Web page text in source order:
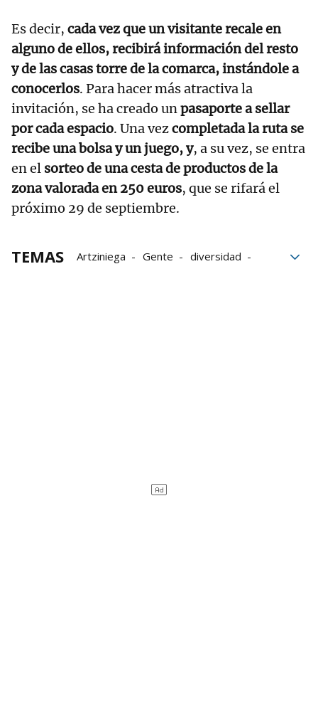
Es decir, cada vez que un visitante recale en
alguno de ellos, recibirá información del resto
y de las casas torre de la comarca, instándole a
conocerlos. Para hacer más atractiva la
invitación, se ha creado unpasaporte a sellar
por cada espacio. Una vezcompletada la ruta se
recibe una bolsa y un juego, y, a su vez, se entra
en el sorteo de una cesta de productos de la
zona valorada en 250 euros, que se rifará el
próximo 29 de septiembre.
TEMAS Artziniega Gente
diversidad